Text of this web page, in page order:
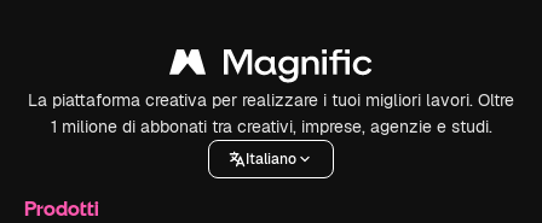
La piattaforma creativa per realizzare i tuoi migliori lavori. Oltre
1 milione di abbonati tra creativi, imprese, agenzie e studi.
Italiano
Prodotti